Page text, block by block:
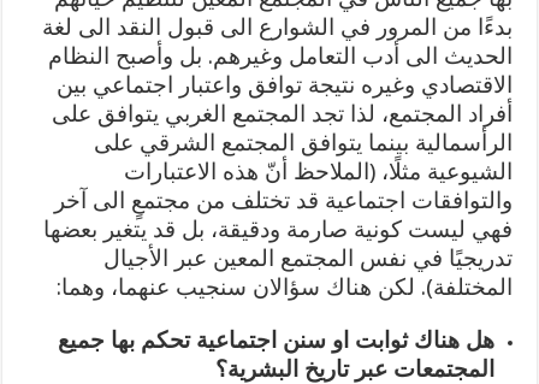
بدءًا من المرور في الشوارع الى قبول النقد الى لغة
الحديث الى أدب التعامل وغيرهم. بل وأصبح النظام
الاقتصادي وغيره نتيجة توافق واعتبار اجتماعي بين
أفراد المجتمع، لذا تجد المجتمع الغربي يتوافق على
الرأسمالية بينما يتوافق المجتمع الشرقي على
الشيوعية مثلًا، (الملاحظ أنّ هذه الاعتبارات
والتوافقات اجتماعية قد تختلف من مجتمعٍ الى آخر
فهي ليست كونية صارمة ودقيقة، بل قد يتغير بعضها
تدريجيًا في نفس المجتمع المعين عبر الأجيال
المختلفة). لكن هناك سؤالان سنجيب عنهما، وهما:
هل هناك ثوابت او سنن اجتماعية تحكم بها جميع
المجتمعات عبر تاريخ البشرية؟